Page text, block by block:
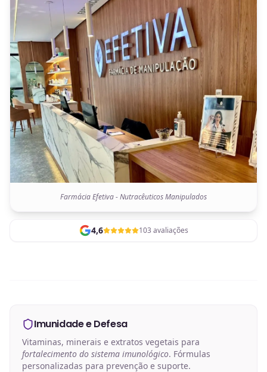
Farmácia Efetiva - Nutracêuticos Manipulados
4,6 103 avaliações
Imunidade e Defesa
Vitaminas, minerais e extratos vegetais para
fortalecimento do sistema imunológico. Fórmulas
personalizadas para prevenção e suporte.